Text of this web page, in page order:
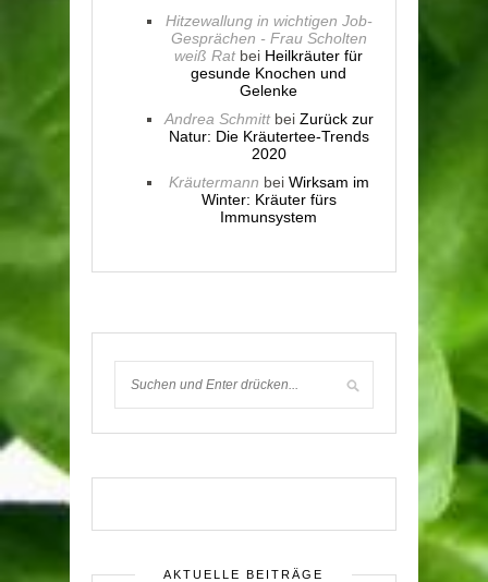
Hitzewallung in wichtigen Job-
Gesprächen - Frau Scholten
weiß Ratbei Heilkräuter für
gesunde Knochen und
Gelenke
Andrea Schmittbei Zurück zur
Natur: Die Kräutertee-Trends
2020
Kräutermann bei Wirksam im
Winter: Kräuter fürs
Immunsystem
AKTUELLE BEITRÄGE